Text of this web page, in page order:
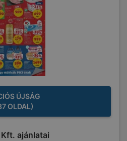
ÚJSÁG
OLDAL)
ajánlatai